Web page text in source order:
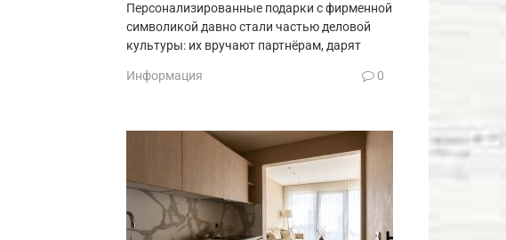
Персонализированные подарки с фирменной
символикой давно стали частью деловой
культуры: их вручают партнёрам, дарят
Информация 0